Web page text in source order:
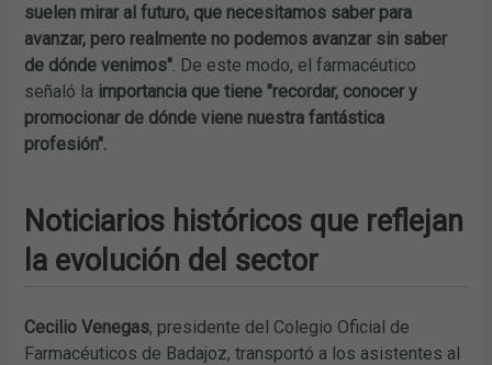
suelen mirar al futuro, que necesitamos saber para
avanzar, pero realmente no podemos avanzar sin saber
de dónde venimos". De este modo, el farmacéutico
señaló la importancia que tiene "recordar, conocer y
promocionar de dónde viene nuestra fantástica
profesión".
Noticiarios históricos que reflejan
la evolución del sector
Cecilio Venegas, presidente del Colegio Oficial de
Farmacéuticos de Badajoz, transportó a los asistentes al